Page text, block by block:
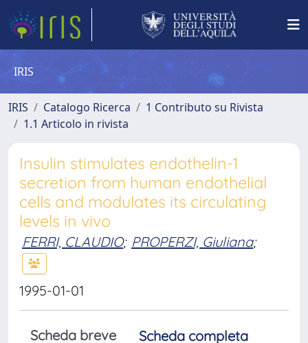
IRIS
IRIS Catalogo Ricerca
1 Contributo su Rivista
1.1 Articolo in rivista
Insulin stimulates endothelin-1
secretion from human endothelial
cells and modulates its circulating
levels in vivo
FERRI, CLAUDIO; PROPERZI, Giuliana;
1995-01-01
Scheda breve
Scheda completa